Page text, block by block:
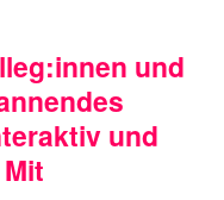
und
und